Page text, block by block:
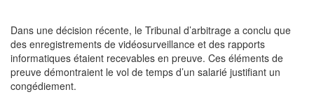
Dans une décision récente, le Tribunal d’arbitrage a conclu que
des enregistrements de vidéosurveillance et des rapports
informatiques étaient recevables en preuve. Ces éléments de
preuve démontraient le vol de temps d’un salarié justifiant un
congédiement.